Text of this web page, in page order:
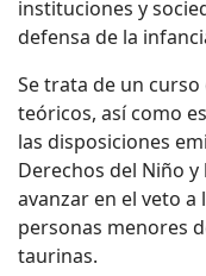
instituciones y
defensa de la
Se trata de un
teóricos, así como
las disposiciones
Derechos del Niño
avanzar en el veto
personas menores
taurinas.